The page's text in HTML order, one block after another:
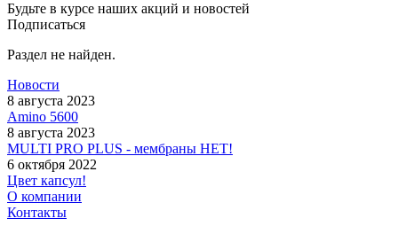
Будьте в курсе наших акций и новостей
Подписаться
Раздел не найден.
Новости
8 августа 2023
Amino 5600
8 августа 2023
MULTI PRO PLUS - мембраны НЕТ!
6 октября 2022
Цвет капсул!
О компании
Контакты